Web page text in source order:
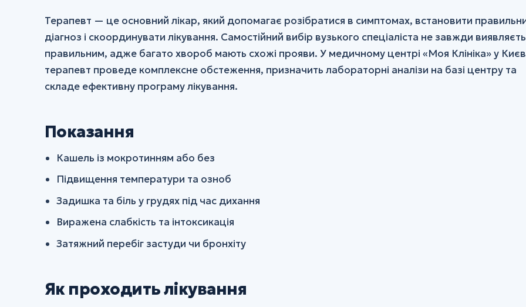
Терапевт — це основний лікар, який допомагає розібратися в симптомах, встановити
діагноз і скоординувати лікування. Самостійний вибір вузького спеціаліста не завжди
правильним, адже багато хвороб мають схожі прояви. У медичному центрі «Моя Клініка» у
терапевт проведе комплексне обстеження, призначить лабораторні аналізи на базі центру та
складе ефективну програму лікування.
Показання
Кашель із мокротинням або без
Підвищення температури та озноб
Задишка та біль у грудях під час дихання
Виражена слабкість та інтоксикація
Затяжний перебіг застуди чи бронхіту
Як проходить лікування